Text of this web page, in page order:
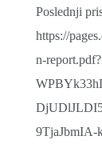
Poslednji
https://
n-
9TjaJbmIA-